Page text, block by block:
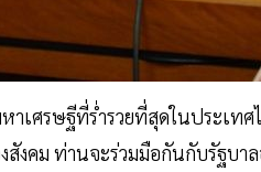
าเศรษฐีที่ร่ำรวยที่สุดในประเ
งคม ท่านจะร่วมมือกันกับรัฐบา